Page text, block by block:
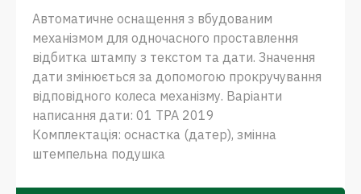
Автоматичне оснащення з вбудованим
механізмом для одночасного проставлення
відбитка штампу з текстом та дати. Значення
дати змінюється за допомогою прокручування
відповідного колеса механізму. Варіанти
написання дати: 01 ТРА 2019
Комплектація: оснастка (датер), змінна
штемпельна подушка